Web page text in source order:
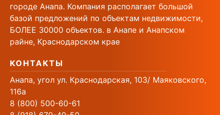
городе Анапа. Компания располагает большой
базой предложений по объектам недвижимости,
БОЛЕЕ 30000 объектов. в Анапе и Анапском
райне, Краснодарском крае
КОНТАКТЫ
Анапа, угол ул. Краснодарская, 103/ Маяковского,
116а
8 (800) 500-60-61